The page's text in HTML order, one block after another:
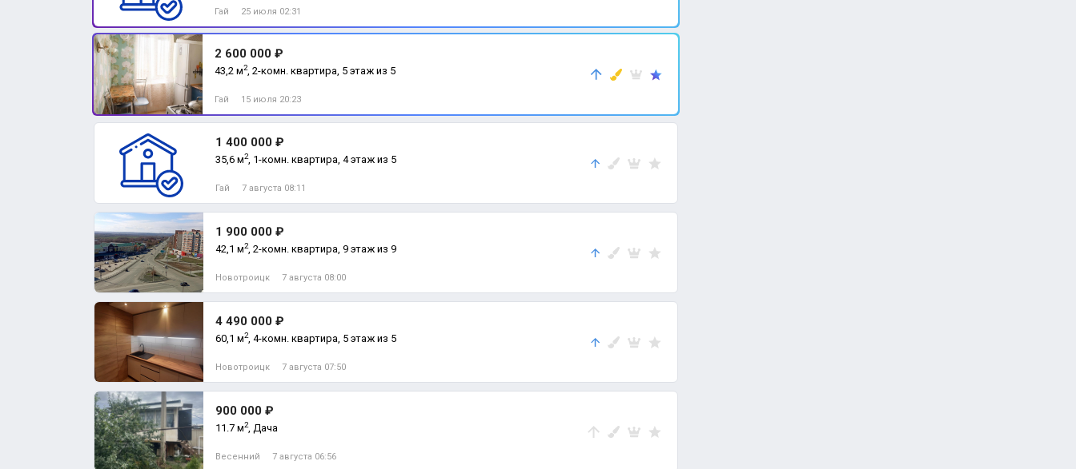
Гай 25 июля 02:31
2 600 000 ₽
43,2 м2, 2-комн. квартира, 5 этаж из 5
Гай 15 июля 20:23
1 400 000 ₽
35,6 м2, 1-комн. квартира, 4 этаж из 5
Гай 7 августа 08:11
1 900 000 ₽
42,1 м2, 2-комн. квартира, 9 этаж из 9
Новотроицк 7 августа 08:00
4 490 000 ₽
60,1 м2, 4-комн. квартира, 5 этаж из 5
Новотроицк 7 августа 07:50
900 000 ₽
11.7 м2, Дача
Весенний 7 августа 06:56